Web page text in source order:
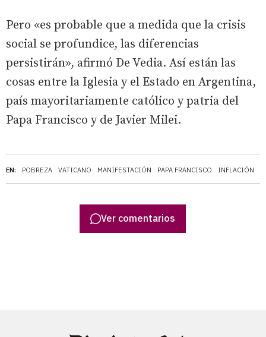
EN: POBREZA VATICANO MANIFESTACIÓN PAPA FRANCISCO INFLACIÓN
Pero «es probable que a medida que la crisis
social se profundice, las diferencias
persistirán», afirmó De Vedia. Así están las
cosas entre la Iglesia y el Estado en Argentina,
país mayoritariamente católico y patria del
Papa Francisco y de Javier Milei.
Ver comentarios